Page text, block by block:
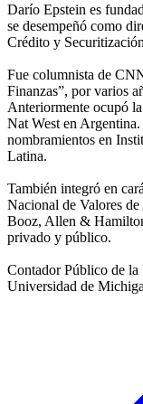
Darío Epstein es
se desempeñó como
Crédito y
Fue columnista de
Finanzas”, por varios
Anteriormente ocupó
Nat West en
nombramientos en
Latina.
También integró en
Nacional de Valores
Booz, Allen &
privado y público.
Contador Público de
Universidad de